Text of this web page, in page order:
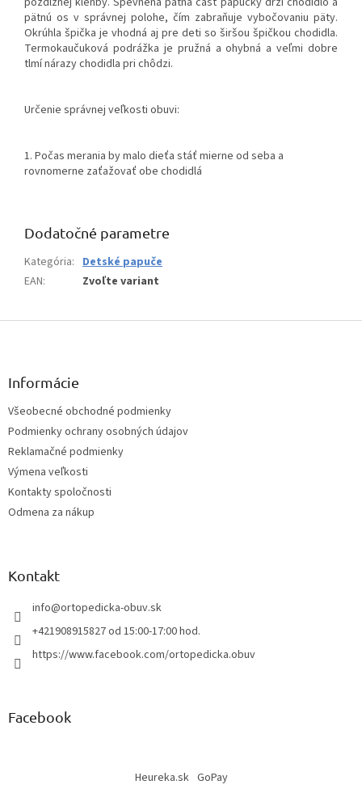
pätnú os v správnej polohe, čím zabraňuje vybočovaniu päty.
Okrúhla špička je vhodná aj pre deti so širšou špičkou chodidla.
Termokaučuková podrážka je pružná a ohybná a veľmi dobre
tlmí nárazy chodidla pri chôdzi.
Určenie správnej veľkosti obuvi:
1. Počas merania by malo dieťa stáť mierne od seba a
rovnomerne zaťažovať obe chodidlá
Dodatočné parametre
Kategória: Detské papuče
EAN: Zvoľte variant
Z
Informácie
Všeobecné obchodné podmienky
Podmienky ochrany osobných údajov
Reklamačné podmienky
Výmena veľkosti
Kontakty spoločnosti
Odmena za nákup
Kontakt
info@ortopedicka-obuv.sk
+421908915827 od 15:00-17:00 hod.
https://www.facebook.com/ortopedicka.obuv
Facebook
Heureka.sk GoPay